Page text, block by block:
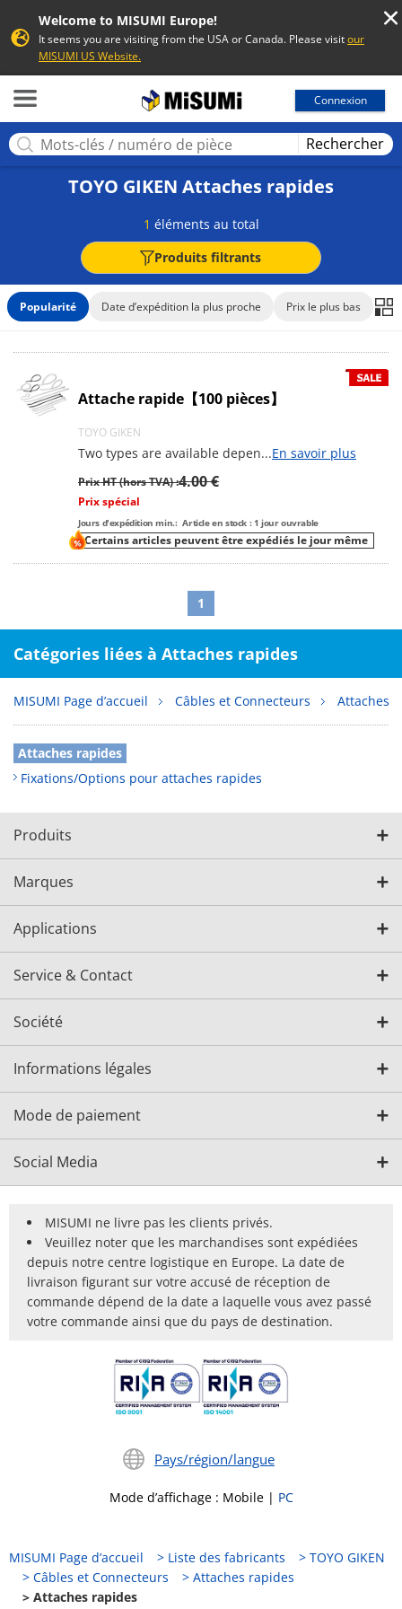
Welcome to MISUMI Europe!
It seems you are visiting from the USA or Canada. Please visitour
MISUMI US Website.
Connexion
Rechercher
TOYO GIKEN Attaches rapides
1 éléments au total
Produits filtrants
Popularité Date d’expédition la plus proche Prix le plus bas
Attache rapide【100 pièces】
TOYO GIKEN
Two types are available depen...En savoir plus
Prix HT (hors TVA) :4.00 €
Prix spécial
Jours d'expédition min.: Article en stock : 1 jour ouvrable
Certains articles peuvent être expédiés le jour même
1
Catégories liées à Attaches rapides
MISUMI Page d’accueil Câbles et Connecteurs Attaches
Attaches rapides
Fixations/Options pour attaches rapides
Produits
Marques
Applications
Service & Contact
Société
Informations légales
Mode de paiement
Social Media
MISUMI ne livre pas les clients privés.
Veuillez noter que les marchandises sont expédiées
depuis notre centre logistique en Europe. La date de
livraison figurant sur votre accusé de réception de
commande dépend de la date a laquelle vous avez passé
votre commande ainsi que du pays de destination.
Pays/région/langue
Mode d’affichage: Mobile| PC
MISUMI Page d’accueil Liste des fabricants
TOYO GIKEN
Câbles et Connecteurs
Attaches rapides
Attaches rapides